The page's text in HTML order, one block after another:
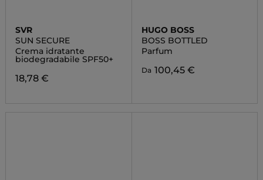
SVR
SUN SECURE
Crema idratante
biodegradabile SPF50+
18,78 €
HUGO BOSS
BOSS BOTTLED
Parfum
Da 100,45 €